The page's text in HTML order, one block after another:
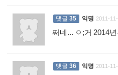
댓글 35 익명 2011-
쩌네... ㅇ;거 2014
댓글 36 익명 2011-